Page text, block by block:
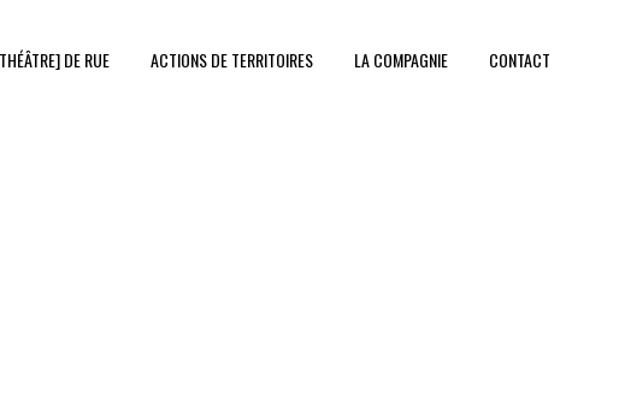
DE RUE ACTIONS DE TERRITOIRES LA COMPAGNIE CONTACT